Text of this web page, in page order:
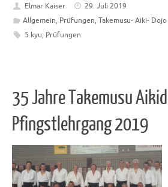
Elmar Kaiser
29. Juli 2019
Allgemein, Prüfungen, Takemusu- Aiki-
5 kyu, Prüfungen
35 Jahre Takemusu
Pfingstlehrgang 2019